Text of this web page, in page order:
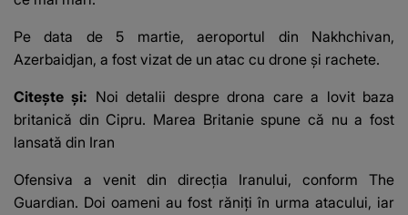
Pe data de 5 martie, aeroportul din Nakhchivan,
Azerbaidjan, a fost vizat de un atac cu drone și rachete.
Citește și: Noi detalii despre drona care a lovit baza
britanică din Cipru. Marea Britanie spune că nu a fost
lansată din Iran
Ofensiva a venit din direcția Iranului, conform The
Guardian. Doi oameni au fost răniți în urma atacului, iar